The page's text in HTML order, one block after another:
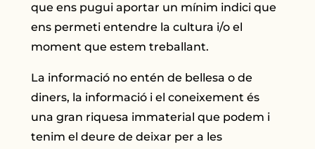
que ens pugui aportar un mínim indici que
ens permeti entendre la cultura i/o el
moment que estem treballant.
La informació no entén de bellesa o de
diners, la informació i el coneixement és
una gran riquesa immaterial que podem i
tenim el deure de deixar per a les